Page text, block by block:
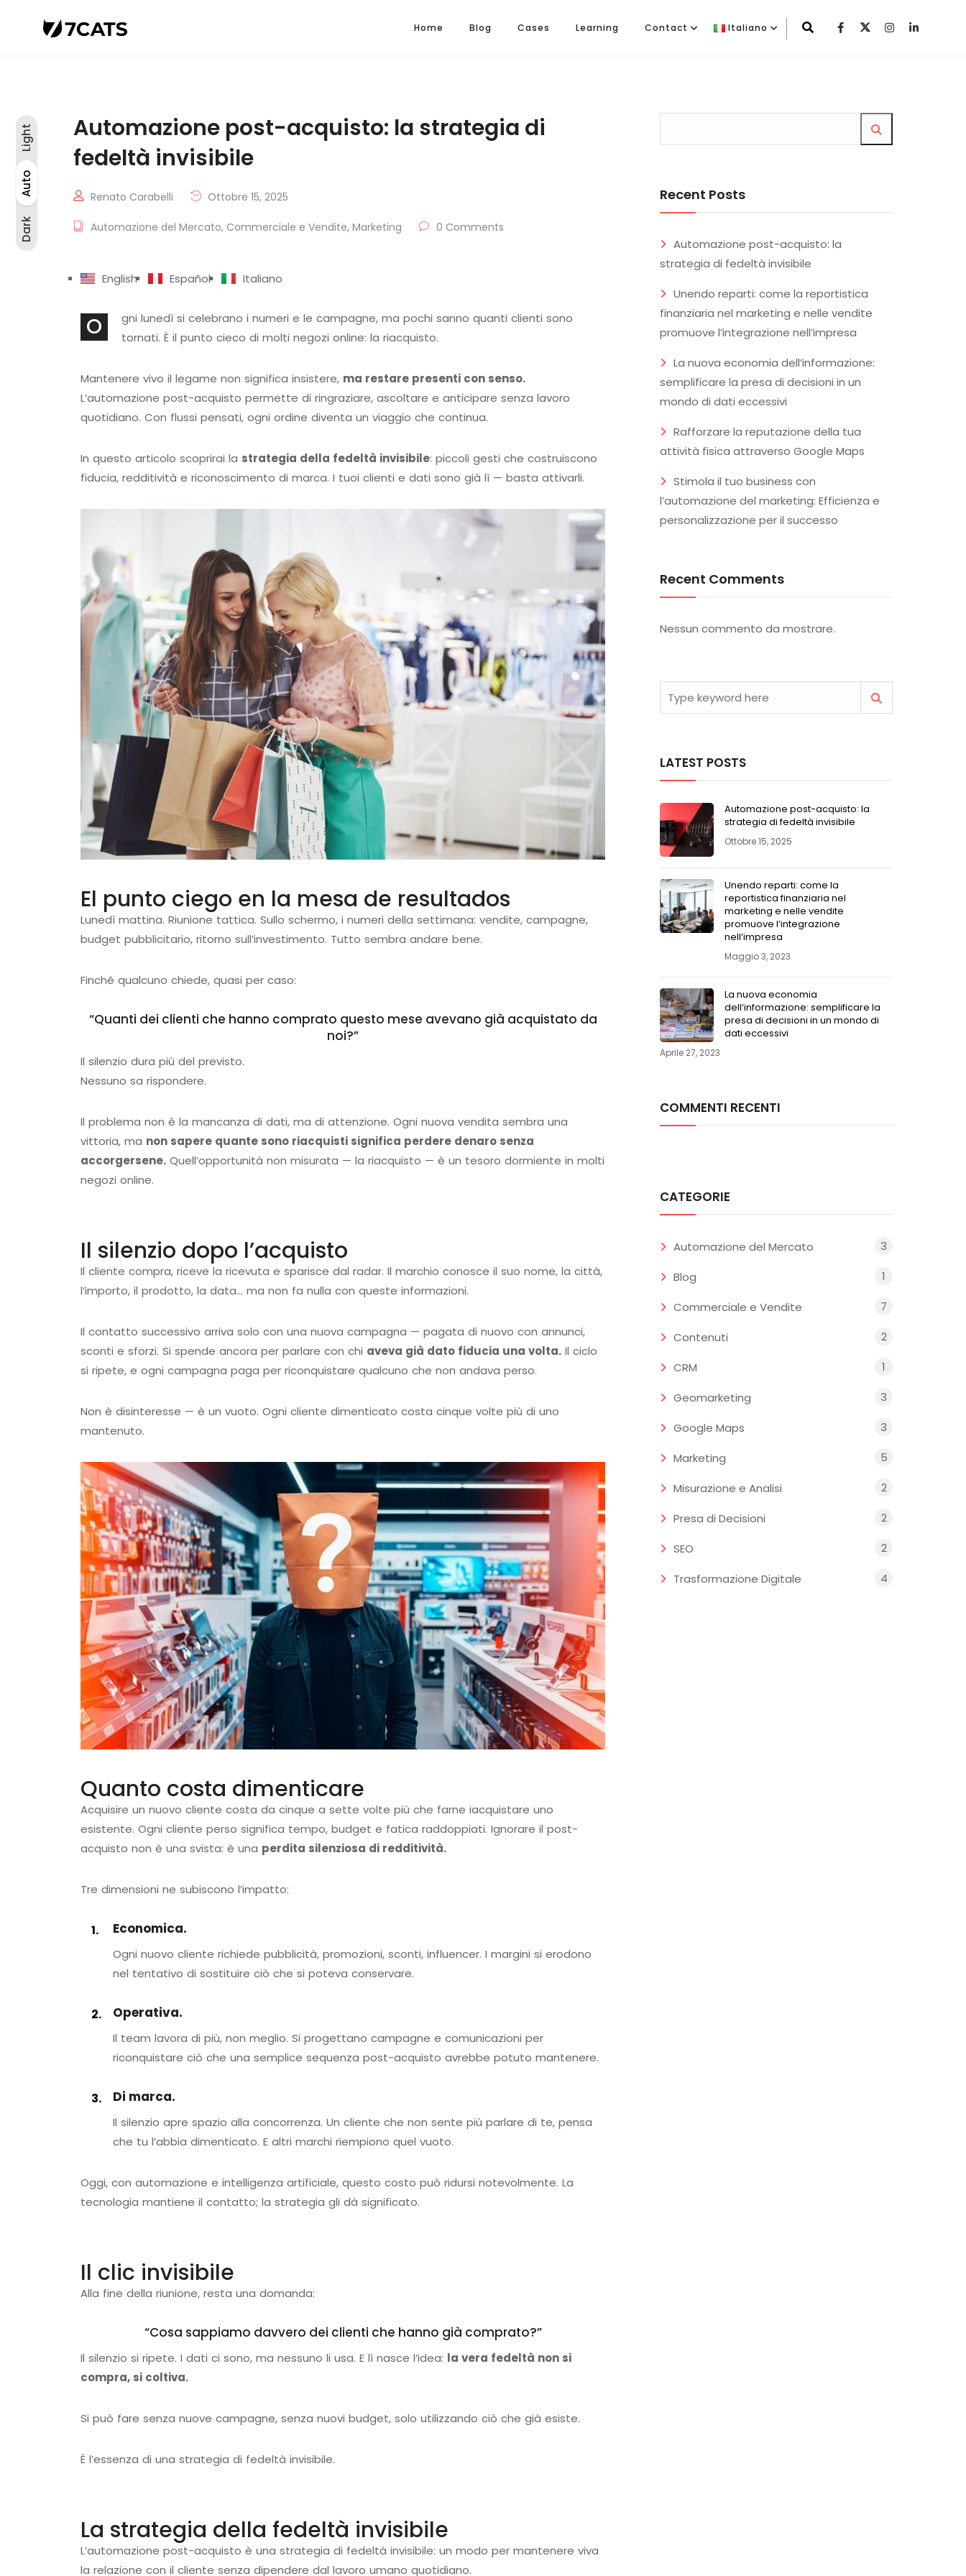
Dark
Auto
Light
Dark
Auto
Light
Home Blog Cases Learning Contact Italiano
Automazione post-acquisto: la strategia di
fedeltà invisibile
Renato Carabelli Ottobre 15, 2025
Automazione del Mercato, Commerciale e Vendite, Marketing 0 Comments
English Español Italiano
O
gni lunedì si celebrano i numeri e le campagne, ma pochi sanno quanti clienti sono
tornati. È il punto cieco di molti negozi online: la riacquisto.
Mantenere vivo il legame non significa insistere, ma restare presenti con senso.
L’automazione post-acquisto permette di ringraziare, ascoltare e anticipare senza lavoro
quotidiano. Con flussi pensati, ogni ordine diventa un viaggio che continua.
In questo articolo scoprirai la strategia della fedeltà invisibile: piccoli gesti che costruiscono
fiducia, redditività e riconoscimento di marca. I tuoi clienti e dati sono già lì — basta attivarli.
El punto ciego en la mesa de resultados
Lunedì mattina. Riunione tattica. Sullo schermo, i numeri della settimana: vendite, campagne,
budget pubblicitario, ritorno sull’investimento. Tutto sembra andare bene.
Finché qualcuno chiede, quasi per caso:
“Quanti dei clienti che hanno comprato questo mese avevano già acquistato da
noi?”
Il silenzio dura più del previsto.
Nessuno sa rispondere.
Il problema non è la mancanza di dati, ma di attenzione. Ogni nuova vendita sembra una
vittoria, ma non sapere quante sono riacquisti significa perdere denaro senza
accorgersene. Quell’opportunità non misurata — la riacquisto — è un tesoro dormiente in molti
negozi online.
Il silenzio dopo l’acquisto
Il cliente compra, riceve la ricevuta e sparisce dal radar. Il marchio conosce il suo nome, la città,
l’importo, il prodotto, la data… ma non fa nulla con queste informazioni.
Il contatto successivo arriva solo con una nuova campagna — pagata di nuovo con annunci,
sconti e sforzi. Si spende ancora per parlare con chi aveva già dato fiducia una volta. Il ciclo
si ripete, e ogni campagna paga per riconquistare qualcuno che non andava perso.
Non è disinteresse — è un vuoto. Ogni cliente dimenticato costa cinque volte più di uno
mantenuto.
Quanto costa dimenticare
Acquisire un nuovo cliente costa da cinque a sette volte più che farne iacquistare uno
esistente. Ogni cliente perso significa tempo, budget e fatica raddoppiati. Ignorare il post-
acquisto non è una svista: è una perdita silenziosa di redditività.
Tre dimensioni ne subiscono l’impatto:
Economica.
Ogni nuovo cliente richiede pubblicità, promozioni, sconti, influencer. I margini si erodono
nel tentativo di sostituire ciò che si poteva conservare.
Operativa.
Il team lavora di più, non meglio. Si progettano campagne e comunicazioni per
riconquistare ciò che una semplice sequenza post-acquisto avrebbe potuto mantenere.
Di marca.
Il silenzio apre spazio alla concorrenza. Un cliente che non sente più parlare di te, pensa
che tu l’abbia dimenticato. E altri marchi riempiono quel vuoto.
Oggi, con automazione e intelligenza artificiale, questo costo può ridursi notevolmente. La
tecnologia mantiene il contatto; la strategia gli dà significato.
Il clic invisibile
Alla fine della riunione, resta una domanda:
“Cosa sappiamo davvero dei clienti che hanno già comprato?”
Il silenzio si ripete. I dati ci sono, ma nessuno li usa. E lì nasce l’idea: la vera fedeltà non si
compra, si coltiva.
Si può fare senza nuove campagne, senza nuovi budget, solo utilizzando ciò che già esiste.
È l’essenza di una strategia di fedeltà invisibile.
La strategia della fedeltà invisibile
L’automazione post-acquisto è una strategia di fedeltà invisibile: un modo per mantenere viva
la relazione con il cliente senza dipendere dal lavoro umano quotidiano.
Recent Posts
Automazione post-acquisto: la
strategia di fedeltà invisibile
Unendo reparti: come la reportistica
finanziaria nel marketing e nelle vendite
promuove l’integrazione nell’impresa
La nuova economia dell’informazione:
semplificare la presa di decisioni in un
mondo di dati eccessivi
Rafforzare la reputazione della tua
attività fisica attraverso Google Maps
Stimola il tuo business con
l’automazione del marketing: Efficienza e
personalizzazione per il successo
Recent Comments
Nessun commento da mostrare.
LATEST POSTS
Automazione post-acquisto: la
strategia di fedeltà invisibile
Ottobre 15, 2025
Unendo reparti: come la
reportistica finanziaria nel
marketing e nelle vendite
promuove l’integrazione
nell’impresa
Maggio 3, 2023
La nuova economia
dell’informazione: semplificare la
presa di decisioni in un mondo di
dati eccessivi
Aprile 27, 2023
COMMENTI RECENTI
CATEGORIE
Automazione del Mercato 3
Blog 1
Commerciale e Vendite 7
Contenuti 2
CRM 1
Geomarketing 3
Google Maps 3
Marketing 5
Misurazione e Analisi 2
Presa di Decisioni 2
SEO 2
Trasformazione Digitale 4